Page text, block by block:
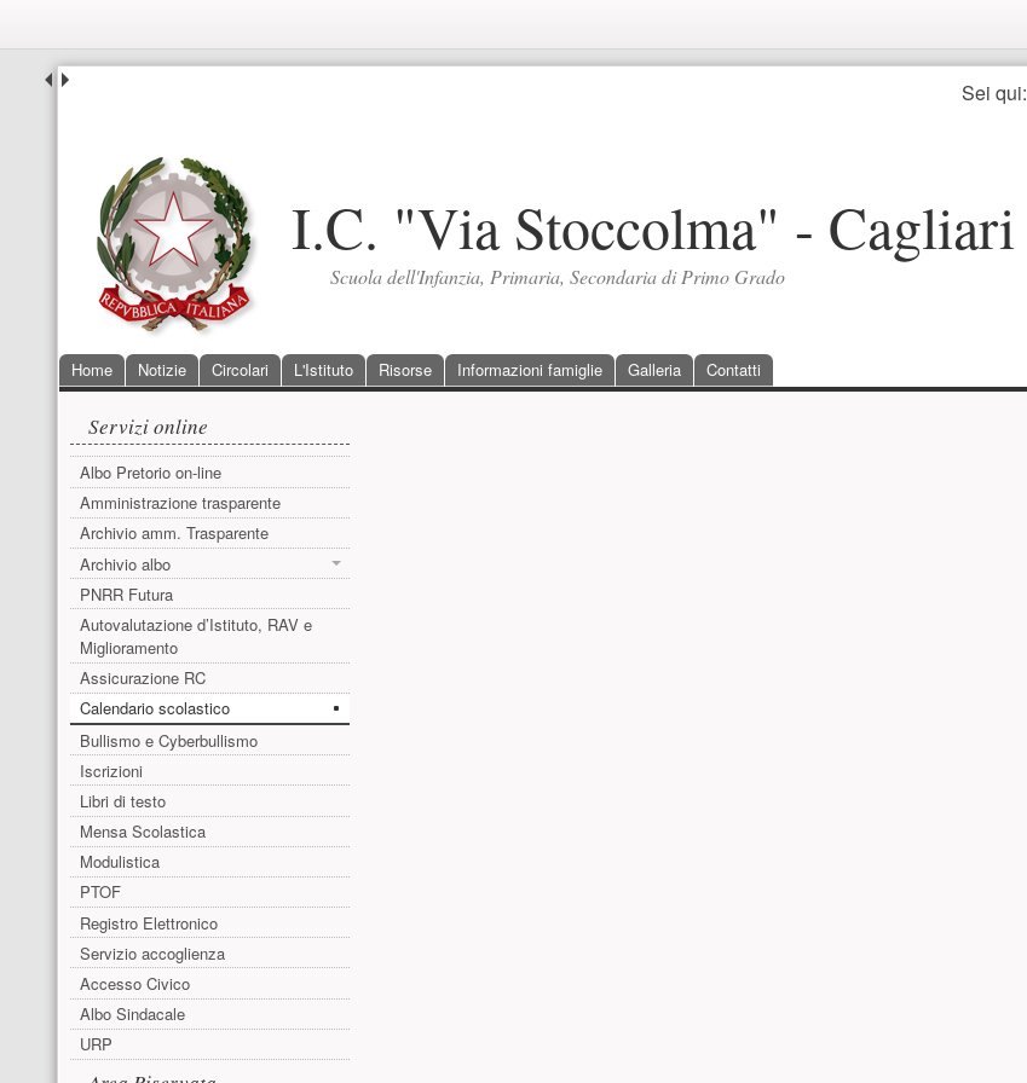
Seguici
Sei qui:
I.C. "Via Stoccolma" - Cagliari
Scuola dell'Infanzia, Primaria, Secondaria di Primo Grado
Menu principale
Home Notizie Circolari L'Istituto Risorse Informazioni famiglie Galleria Contatti
Menu laterale
Servizi online
Albo Pretorio on-line
Amministrazione trasparente
Archivio amm. Trasparente
Archivio albo
PNRR Futura
Autovalutazione d’Istituto, RAV e
Miglioramento
Assicurazione RC
Calendario scolastico
Bullismo e Cyberbullismo
Iscrizioni
Libri di testo
Mensa Scolastica
Modulistica
PTOF
Registro Elettronico
Servizio accoglienza
Accesso Civico
Albo Sindacale
URP